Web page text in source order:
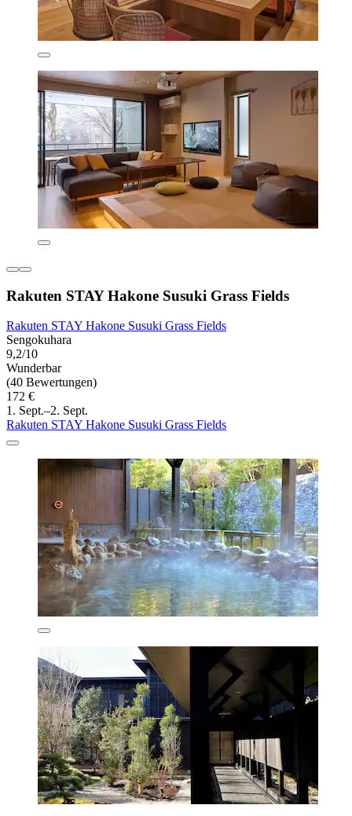
Rakuten STAY Hakone Susuki Grass Fields
Rakuten STAY Hakone Susuki Grass Fields
Sengokuhara
9,2/10
Wunderbar
(40 Bewertungen)
172 €
1. Sept.–2. Sept.
Rakuten STAY Hakone Susuki Grass Fields